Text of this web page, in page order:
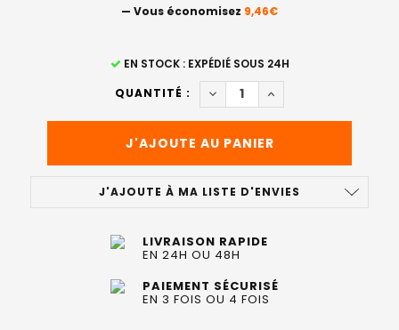
— Vous économisez 9,46€
EN STOCK : EXPÉDIÉ SOUS 24H
QUANTITÉ :
DIMINUER LA QUANTITÉ DE
AUGMENTER LA
J'AJOUTE À MA LISTE D'ENVIES
LIVRAISON RAPIDE
EN 24H OU 48H
PAIEMENT SÉCURISÉ
EN 3 FOIS OU 4 FOIS